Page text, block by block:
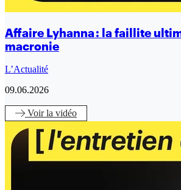
Affaire Lyhanna : la faillite
macronie
L’Actualité
09.06.2026
Voirla vidéo